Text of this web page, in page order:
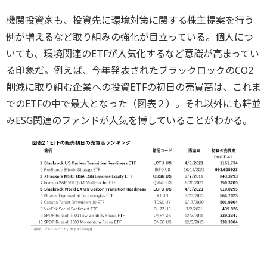
機関投資家も、投資先に環境対策に関する株主提案を行う
例が増えるなど取り組みの強化が目立っている。個人につ
いても、環境関連のETFが人気化するなど意識が高まってい
る印象だ。例えば、今年発表されたブラックロックのCO2
削減に取り組む企業への投資ETFの初日の売買高は、これま
でのETFの中で最大となった（図表２）。それ以外にも軒並
みESG関連のファンドが人気を博していることがわかる。